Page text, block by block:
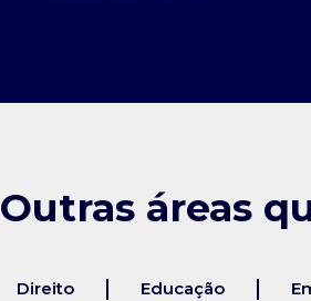
Outras áreas
Direito Educação